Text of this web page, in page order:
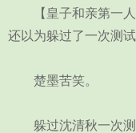
【皇子和亲第一人
还以为躲过了一次测
楚墨苦笑。
躲过沈清秋一次测